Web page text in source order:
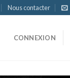
Nous contacter
CONNEXION